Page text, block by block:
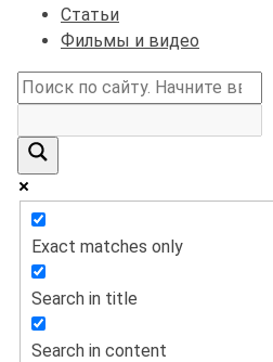
Статьи
Фильмы и видео
Exact matches only
Search in title
Search in content